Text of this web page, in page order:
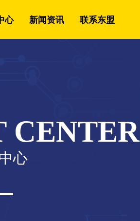
心 新闻资讯 联系东盟
CENTER
心